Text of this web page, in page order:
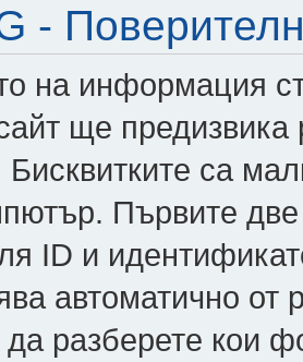
-
на информация
ще
Бисквитките са
Първите
ID и
автоматично от
да разберете кои